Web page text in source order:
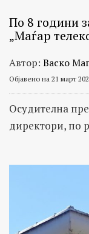
По 8 години
„Маѓар
Автор: Васко
Објавено на 21 март
Осудителна
директори, по